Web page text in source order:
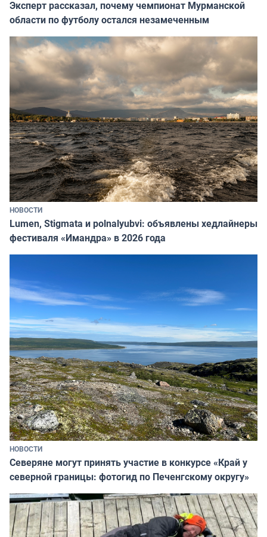
Эксперт рассказал, почему чемпионат Мурманской
области по футболу остался незамеченным
НОВОСТИ
Lumen, Stigmata и polnalyubvi: объявлены хедлайнеры
фестиваля «Имандра» в 2026 года
НОВОСТИ
Северяне могут принять участие в конкурсе «Край у
северной границы: фотогид по Печенгскому округу»